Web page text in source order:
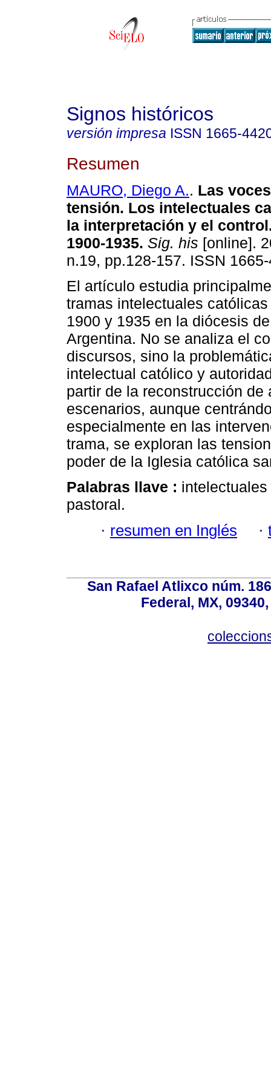
Signos históricos
versión impresa ISSN 1665-
Resumen
MAURO, Diego A.. Las
tensión. Los intelectuales
la interpretación y el
1900-1935. Sig. his [online].
n.19, pp.128-157. ISSN
El artículo estudia
tramas intelectuales
1900 y 1935 en la diócesis
Argentina. No se analiza el
discursos, sino la
intelectual católico y
partir de la reconstrucción de
escenarios, aunque
especialmente en las
trama, se exploran las
poder de la Iglesia católica
Palabras llave :
pastoral.
· resumen en Inglés ·
San Rafael Atlixco núm.
Federal, MX,